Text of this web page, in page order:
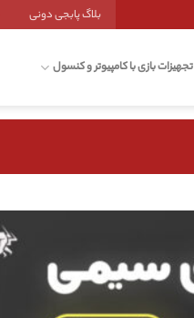
بلاگ پابجی دونی
تجهیزات بازی با کامپیوتر و کنسول